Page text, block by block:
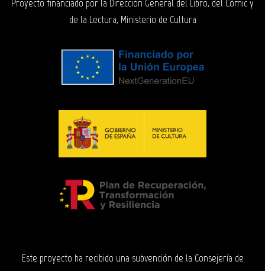
Proyecto financiado por la Dirección General del Libro, del Cómic y
de la Lectura, Ministerio de Cultura
Este proyecto ha recibido una subvención de la Consejería de